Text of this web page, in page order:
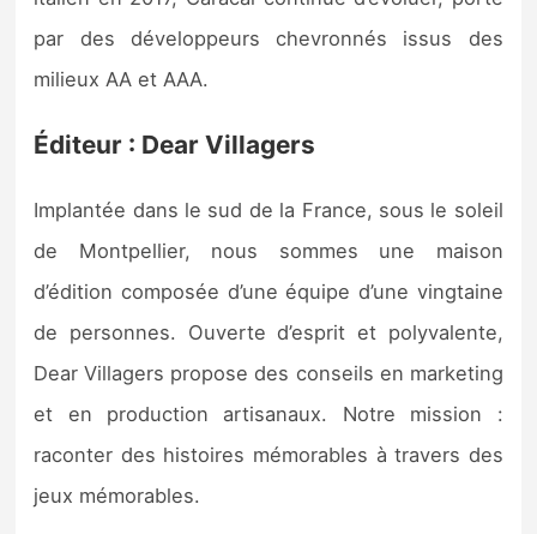
par des développeurs chevronnés issus des
milieux AA et AAA.
Éditeur : Dear Villagers
Implantée dans le sud de la France, sous le soleil
de Montpellier, nous sommes une maison
d’édition composée d’une équipe d’une vingtaine
de personnes. Ouverte d’esprit et polyvalente,
Dear Villagers propose des conseils en marketing
et en production artisanaux. Notre mission :
raconter des histoires mémorables à travers des
jeux mémorables.